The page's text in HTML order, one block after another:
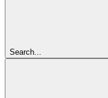
Search...